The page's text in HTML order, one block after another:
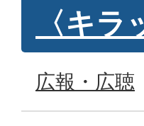
〈キ
広報・広聴